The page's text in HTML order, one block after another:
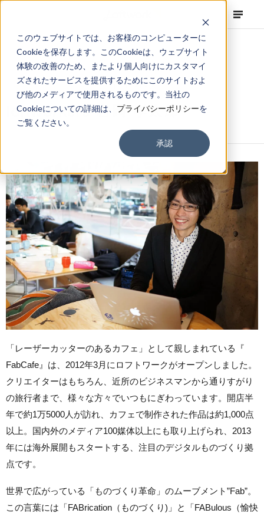
このウェブサイトでは、お客様のコンピューターに
Cookieを保存します。このCookieは、ウェブサイト
体験の改善のため、またより個人向けにカスタマイ
ズされたサービスを提供するためにこのサイトおよ
び他のメディアで使用されるものです。当社の
Cookieについての詳細は、 プライバシーポリシーを
ご覧ください。
承認
NEWS Corporate Column 2013.03.25
loftworkers 岩岡 孝太郎
「レーザーカッターのあるカフェ」として親しまれている『
FabCafe』は、 2012年3月にロフトワークがオープンしました。
クリエイターはもちろん、近所のビジネスマンから通りすがり
の旅行者まで、様々な方々でいつもにぎわっています。開店半
年で約1万5000人が訪れ、
カフェで制作された作品は約1,000点
以上。 国内外のメディア100媒体以上にも取り上げられ、 2013
年には海外展開もスタートする、 注目のデジタルものづくり拠
点です。
世界で広がっている「ものづくり革命」のムーブメント”Fab”。
この言葉には「FABrication（ものづくり)」と「FABulous（愉快